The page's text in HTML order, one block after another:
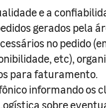
e a
gerados pela
no pedido
etc),
para faturamento.
informando os
sobre